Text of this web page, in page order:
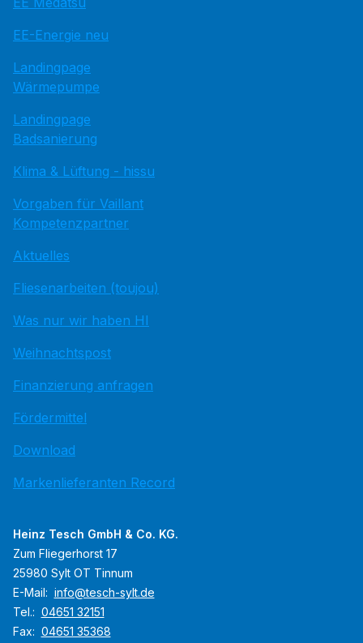
EE-Energie neu
Landingpage
Wärmepumpe
Landingpage
Badsanierung
Klima & Lüftung - hissu
Vorgaben für Vaillant
Kompetenzpartner
Aktuelles
Fliesenarbeiten (toujou)
Was nur wir haben HI
Weihnachtspost
Finanzierung anfragen
Fördermittel
Download
Markenlieferanten Record
Heinz Tesch GmbH & Co. KG.
Zum Fliegerhorst 17
25980 Sylt OT Tinnum
E-Mail: info@tesch-sylt.de
Tel.: 04651 32151
Fax: 04651 35368